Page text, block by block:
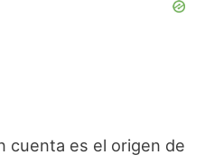
cuenta es el origen de